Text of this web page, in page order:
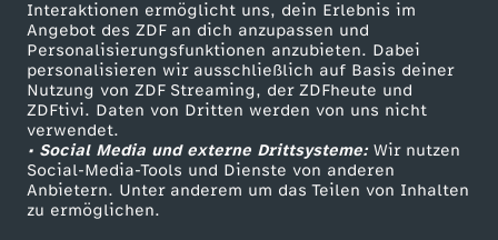
Interaktionen ermöglicht uns, dein Erlebnis im
Angebot des ZDF an dich anzupassen und
Personalisierungsfunktionen anzubieten. Dabei
personalisieren wir ausschließlich auf Basis deiner
Nutzung von ZDF Streaming, der ZDFheute und
ZDFtivi. Daten von Dritten werden von uns nicht
verwendet.
• Social Media und externe Drittsysteme:Wir nutzen
Social-Media-Tools und Dienste von anderen
Anbietern. Unter anderem um das Teilen von Inhalten
zu ermöglichen.
I
.
Sendungen A-Z
TV-Programm
Hilfe
ZDF Unternehmen
Karriere